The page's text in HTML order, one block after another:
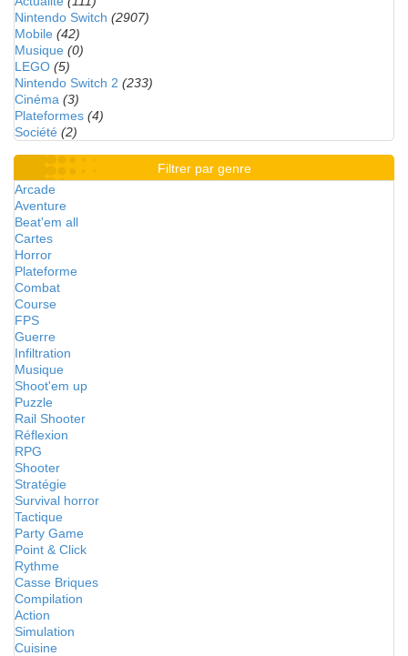
Nintendo Switch (2907)
Mobile (42)
Musique (0)
LEGO (5)
Nintendo Switch 2 (233)
Cinéma (3)
Plateformes (4)
Société (2)
Filtrer par genre
Arcade
Aventure
Beat'em all
Cartes
Horror
Plateforme
Combat
Course
FPS
Guerre
Infiltration
Musique
Shoot'em up
Puzzle
Rail Shooter
Réflexion
RPG
Shooter
Stratégie
Survival horror
Tactique
Party Game
Point & Click
Rythme
Casse Briques
Compilation
Action
Simulation
Cuisine